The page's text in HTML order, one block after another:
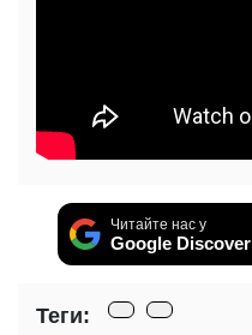
Читайте нас у
Google Discover
Теги: